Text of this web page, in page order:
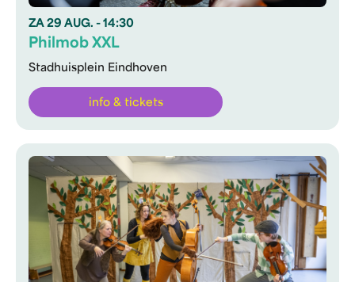
ZA 29 AUG. - 14:30
Stadhuisplein Eindhoven
Philmob XXL
info & tickets